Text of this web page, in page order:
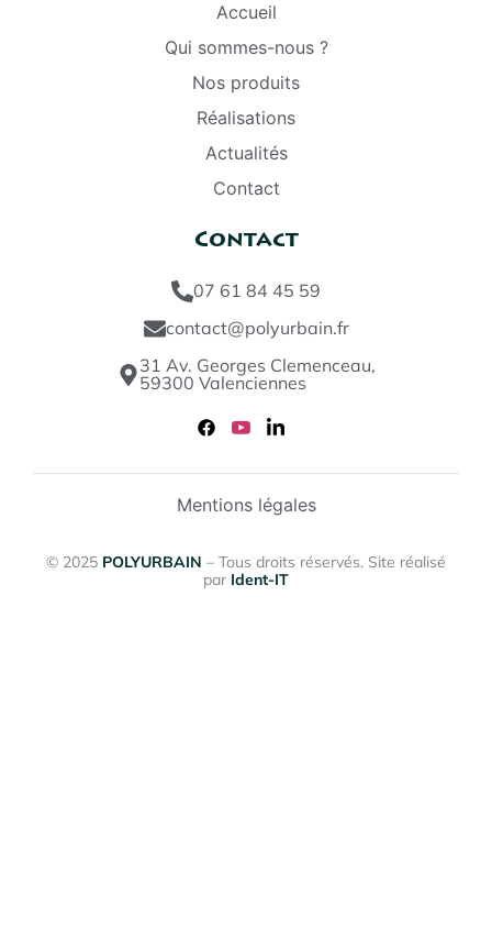
Accueil
Qui sommes-nous ?
Nos produits
Réalisations
Actualités
Contact
Contact
07 61 84 45 59
contact@polyurbain.fr
31 Av. Georges Clemenceau,
59300 Valenciennes
© 2025 POLYURBAIN – Tous droits réservés. Site réalisé
par Ident-IT
Mentions légales